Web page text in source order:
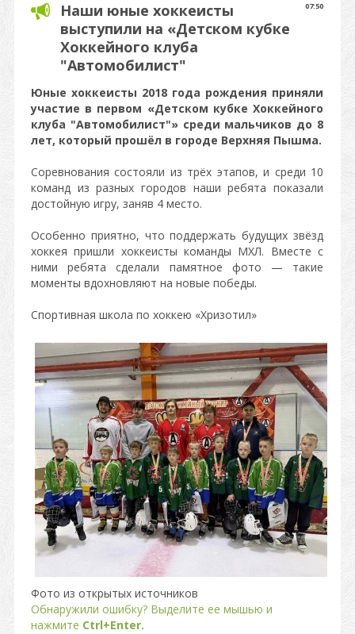
07:50
Наши юные хоккеисты
выступили на «Детском кубке
Хоккейного клуба
"Автомобилист"
Юные хоккеисты 2018 года рождения приняли
участие в первом «Детском кубке Хоккейного
клуба "Автомобилист"» среди мальчиков до 8
лет, который прошёл в городе Верхняя Пышма.
Соревнования состояли из трёх этапов, и среди 10
команд из разных городов наши ребята показали
достойную игру, заняв 4 место.
Особенно приятно, что поддержать будущих звёзд
хоккея пришли хоккеисты команды МХЛ. Вместе с
ними ребята сделали памятное фото — такие
моменты вдохновляют на новые победы.
Спортивная школа по хоккею «Хризотил»
Фото из открытых источников
Обнаружили ошибку? Выделите ее мышью и
нажмите Ctrl+Enter.